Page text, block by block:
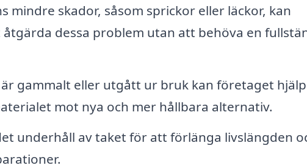
mindre skador, såsom sprickor eller läckor, kan
dessa problem utan att behöva en
gammalt eller utgått ur bruk kan företaget
mot nya och mer hållbara alternativ.
underhåll av taket för att förlänga livslängden